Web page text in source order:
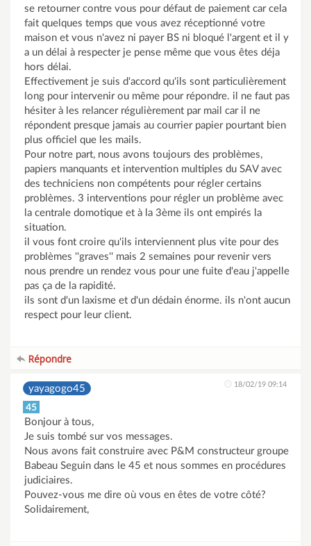
se retourner contre vous pour défaut de paiement car cela
fait quelques temps que vous avez réceptionné votre
maison et vous n'avez ni payer BS ni bloqué l'argent et il y
a un délai à respecter je pense même que vous êtes déja
hors délai.
Effectivement je suis d'accord qu'ils sont particulièrement
long pour intervenir ou même pour répondre. il ne faut pas
hésiter à les relancer régulièrement par mail car il ne
répondent presque jamais au courrier papier pourtant bien
plus officiel que les mails.
Pour notre part, nous avons toujours des problèmes,
papiers manquants et intervention multiples du SAV avec
des techniciens non compétents pour régler certains
problèmes. 3 interventions pour régler un problème avec
la centrale domotique et à la 3ème ils ont empirés la
situation.
il vous font croire qu'ils interviennent plus vite pour des
problèmes ''graves'' mais 2 semaines pour revenir vers
nous prendre un rendez vous pour une fuite d'eau j'appelle
pas ça de la rapidité.
ils sont d'un laxisme et d'un dédain énorme. ils n'ont aucun
respect pour leur client.
Répondre
yayagogo45 18/02/19 09:14
45
Bonjour à tous,
Je suis tombé sur vos messages.
Nous avons fait construire avec P&M constructeur groupe
Babeau Seguin dans le 45 et nous sommes en procédures
judiciaires.
Pouvez-vous me dire où vous en êtes de votre côté?
Solidairement,